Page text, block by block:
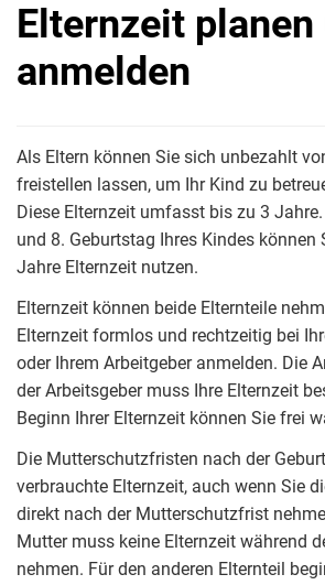
Elternzeit planen
anmelden
Als Eltern können Sie sich unbezahlt
freistellen lassen, um Ihr Kind zu
Diese Elternzeit umfasst bis zu 3
und 8. Geburtstag Ihres Kindes können
Jahre Elternzeit nutzen.
Elternzeit können beide Elternteile
Elternzeit formlos und rechtzeitig bei
oder Ihrem Arbeitgeber anmelden. Die
der Arbeitsgeber muss Ihre Elternzeit
Beginn Ihrer Elternzeit können Sie frei
Die Mutterschutzfristen nach der
verbrauchte Elternzeit, auch wenn Sie
direkt nach der Mutterschutzfrist
Mutter muss keine Elternzeit während
nehmen. Für den anderen Elternteil